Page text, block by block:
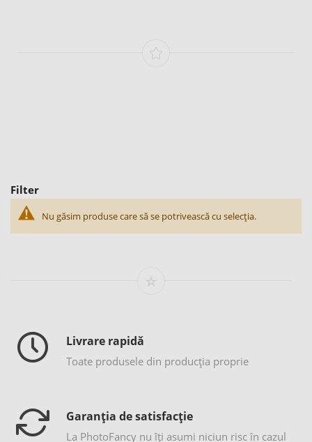
Filter
Nu găsim produse care să se potrivească cu selecția.
Livrare rapidă
Toate produsele din producția proprie
Garanția de satisfacție
La PhotoFancy nu îţi asumi niciun risc în cazul